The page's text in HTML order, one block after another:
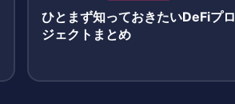
ひとまず知っておきたいDeFiプロ
ジェクトまとめ